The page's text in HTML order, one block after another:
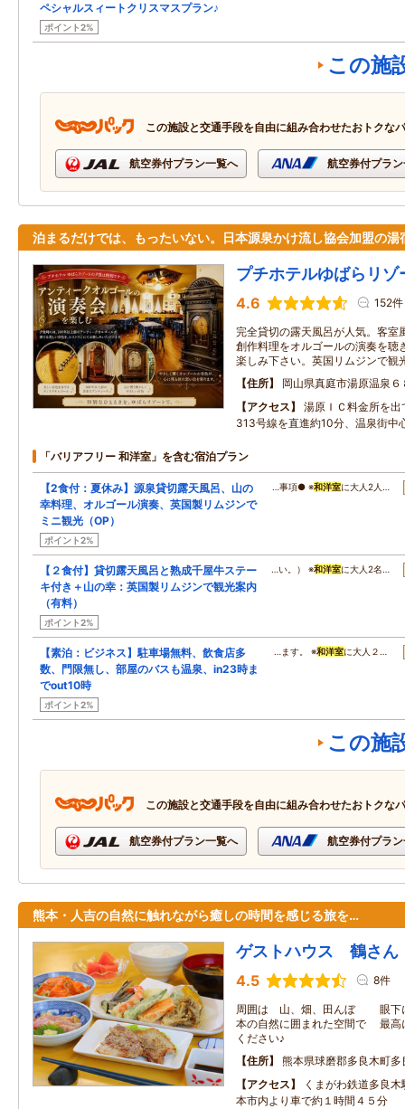
ペシャルスィートクリスマスプラン♪
ポイント2%
この施
この施設と交通手段を自由に組み合わせたおトクな
航空券付プラン一覧へ 航空券付プラ
泊まるだけでは、もったいない。日本源泉かけ流し協会加盟の湯
プチホテルゆばらリゾ
4.6 152件
完全貸切の露天風呂が人気。客室
創作料理をオルゴールの演奏を聴
楽しみ下さい。英国リムジンで観
住所
岡山県真庭市湯原温泉６
アクセス
湯原ＩＣ料金所を
313号線を直進約10分、温泉街中
「バリアフリー 和洋室」を含む宿泊プラン
【2食付：夏休み】源泉貸切露天風呂、山の
幸料理、オルゴール演奏、英国製リムジンで
ミニ観光（OP）
ポイント2%
…事項● ※和洋室に大人2人…
【２食付】貸切露天風呂と熟成千屋牛ステー
キ付き＋山の幸：英国製リムジンで観光案内
（有料）
ポイント2%
…い。） ※和洋室に大人2名…
【素泊：ビジネス】駐車場無料、飲食店多
数、門限無し、部屋のバスも温泉、in23時ま
でout10時
ポイント2%
…ます。 ※和洋室に大人２…
この施
この施設と交通手段を自由に組み合わせたおトクな
航空券付プラン一覧へ 航空券付プラ
熊本・人吉の自然に触れながら癒しの時間を感じる旅を…
ゲストハウス 鶴さん
4.5 8件
周囲は 山、畑、田んぼ 眼
本の自然に囲まれた空間で 最高
ください♪
住所
熊本県球磨郡多良木町多
アクセス
くまがわ鉄道多良
本市内より車で約１時間４５分